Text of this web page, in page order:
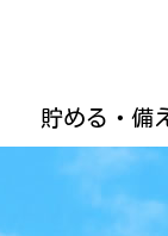
松阪
おす
貯める・備
キッ
年金
自己改革について
ディスクロージャ